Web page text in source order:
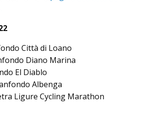
Città di Loano
Diano Marina
El Diablo
Albenga
Ligure Cycling Marathon